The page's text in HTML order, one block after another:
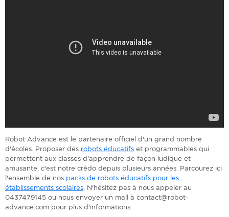
Robot Advance est le partenaire officiel d'un grand nombre
d'écoles. Proposer des robots éducatifs et programmables qui
permettent aux classes d'apprendre de façon ludique et
amusante, c'est notre crédo depuis plusieurs années. Parcourez ici
l'ensemble de nos packs de robots éducatifs pour les
établissements scolaires. N'hésitez pas à nous appeler au
0437479145 ou nous envoyer un mail à contact@robot-
advance.com pour plus d'informations.